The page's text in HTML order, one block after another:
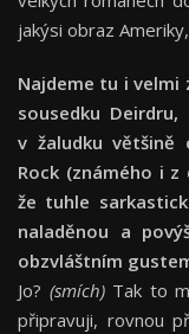
jakýsi obraz
Najdeme tu i velmi
sousedku
v žaludku většině
Rock (známého i z
že tuhle
naladěnou a
obzvláštním
Jo? (smích)Tak to
připravuji, rovnou